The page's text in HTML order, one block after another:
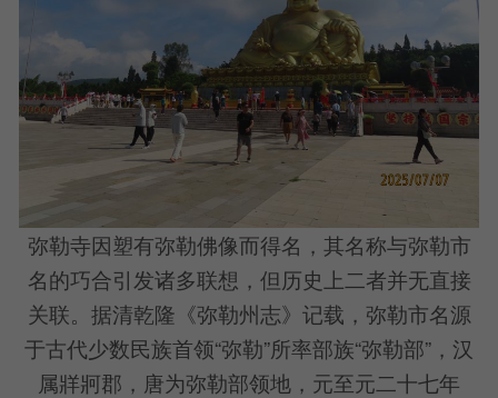
弥勒寺因塑有弥勒佛像而得名，其名称与弥勒市
名的巧合引发诸多联想，但历史上二者并无直接
关联。据清乾隆《弥勒州志》记载，弥勒市名源
于古代少数民族首领“弥勒”所率部族“弥勒部”，汉
属牂牁郡，唐为弥勒部领地，元至元二十七年